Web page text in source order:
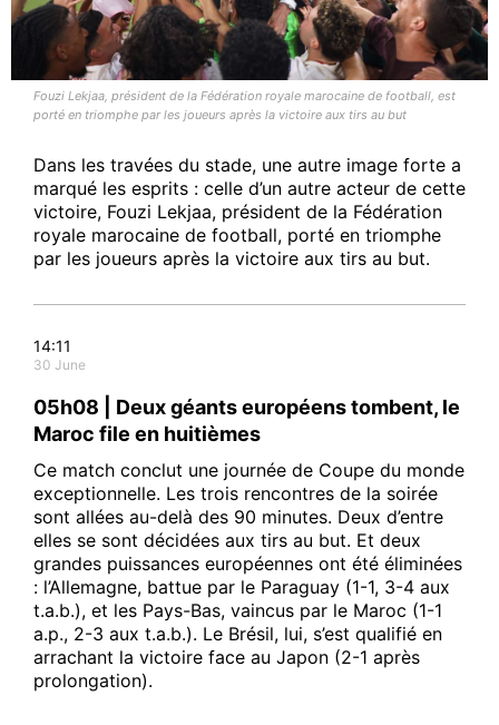
Related
Supporters des Lions de
l’Atlas, Royal Air Maroc vous
huitièmes de finale
2 July 2026
Royal Air Maroc déploie un
Royal Air Maroc propose 12
vols spéciaux à 10 000 DH
pour accompagner les Lions
de l’Atlas au Mexique
25 June 2026
In "Sport"
Fouzi Lekjaa, président de la Fédération royale marocaine de football, est
porté en triomphe par les joueurs après la victoire aux tirs au but
Dans les travées du stade, une autre image forte a
marqué les esprits : celle d’un autre acteur de cette
victoire, Fouzi Lekjaa, président de la Fédération
royale marocaine de football, porté en triomphe
par les joueurs après la victoire aux tirs au but.
14:11
30 June
05h08 | Deux géants européens tombent, le
Maroc file en huitièmes
Ce match conclut une journée de Coupe du monde
exceptionnelle. Les trois rencontres de la soirée
sont allées au-delà des 90 minutes. Deux d’entre
elles se sont décidées aux tirs au but. Et deux
grandes puissances européennes ont été éliminées
: l’Allemagne, battue par le Paraguay (1-1, 3-4 aux
t.a.b.), et les Pays-Bas, vaincus par le Maroc (1-1
a.p., 2-3 aux t.a.b.). Le Brésil, lui, s’est qualifié en
arrachant la victoire face au Japon (2-1 après
prolongation).